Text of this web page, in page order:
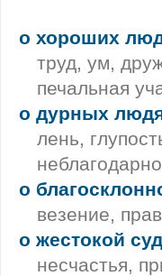
о хороших
труд, ум,
печальная
о дурных
лень,
о
везение,
о жестокой
несчастья,